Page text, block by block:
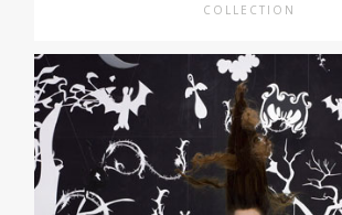
COLLECTION